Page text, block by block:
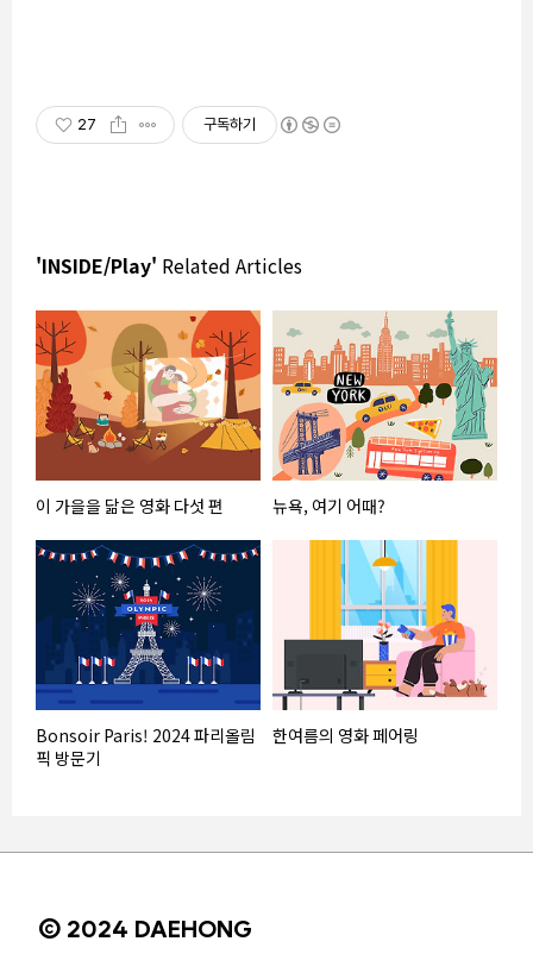
27 구독하기
'INSIDE/Play' Related Articles
이 가을을 닮은 영화 다섯 편 뉴욕, 여기 어때?
Bonsoir Paris! 2024 파리올림
픽 방문기
한여름의 영화 페어링
© 2024 DAEHONG